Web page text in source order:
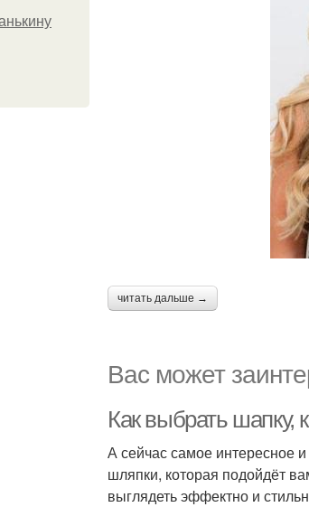
читать дальше →
Вас может
Как выбрать шапку,
А сейчас самое интересное
шляпки, которая подойдёт
выглядеть эффектно и